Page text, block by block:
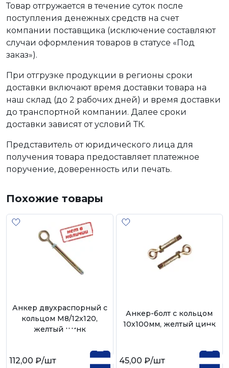
Товар отгружается в течение суток после
поступления денежных средств на счет
компании поставщика (исключение составляют
случаи оформления товаров в статусе «Под
заказ»).
При отгрузке продукции в регионы сроки
доставки включают время доставки товара на
наш склад (до 2 рабочих дней) и время доставки
до транспортной компании. Далее сроки
доставки зависят от условий ТК.
Представитель от юридического лица для
получения товара предоставляет платежное
поручение, доверенность или печать.
Похожие товары
Анкер двухраспорный с
кольцом М8/12х120,
желтый цинк
112,00 ₽/шт
Анкер-болт с кольцом
10х100мм, желтый цинк
45,00 ₽/шт